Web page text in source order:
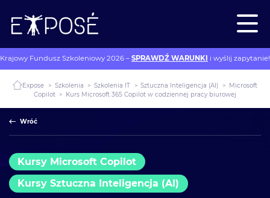
Krajowy Fundusz Szkoleniowy 2026 – SPRAWDŹ WARUNKI i wyślij zapytanie!
Expose > Szkolenia > Szkolenia IT > Sztuczna Inteligencja (AI) >
Microsoft
Copilot > Kurs Microsoft 365 Copilot w codziennej pracy biurowej
Wróć
Kursy Microsoft Copilot
Kursy Sztuczna Inteligencja (AI)